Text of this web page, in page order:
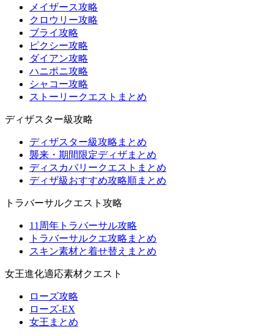
メイザース攻略
クロウリー攻略
ブライ攻略
ピクシー攻略
ダイアン攻略
ハニポニ攻略
シャコー攻略
ストーリークエストまとめ
ディザスター級攻略
ディザスター級攻略まとめ
襲来・期間限定ディザまとめ
ディスカバリークエストまとめ
ディザ級おすすめ攻略順まとめ
トラバーサルクエスト攻略
11周年トラバーサル攻略
トラバーサルクエ攻略まとめ
スキン素材と着せ替えまとめ
女王進化適応素材クエスト
ローズ攻略
ローズ-EX
女王まとめ